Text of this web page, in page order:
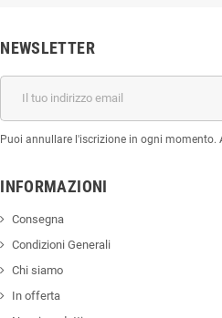
NEWSLETTER
Puoi annullare l'iscrizione in ogni momento.
INFORMAZIONI
Consegna
Condizioni Generali
Chi siamo
In offerta